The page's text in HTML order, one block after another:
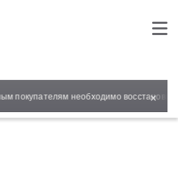
покупателям необходимо ×